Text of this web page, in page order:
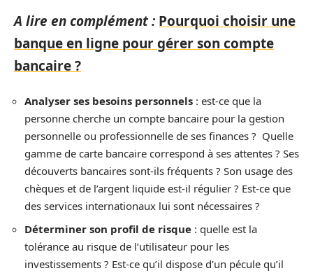
A lire en complément : Pourquoi choisir une
banque en ligne pour gérer son compte
bancaire ?
Analyser ses besoins personnels : est-ce que la
personne cherche un compte bancaire pour la gestion
personnelle ou professionnelle de ses finances ? Quelle
gamme de carte bancaire correspond à ses attentes ? Ses
découverts bancaires sont-ils fréquents ? Son usage des
chèques et de l’argent liquide est-il régulier ? Est-ce que
des services internationaux lui sont nécessaires ?
Déterminer son profil de risque : quelle est la
tolérance au risque de l’utilisateur pour les
investissements ? Est-ce qu’il dispose d’un pécule qu’il